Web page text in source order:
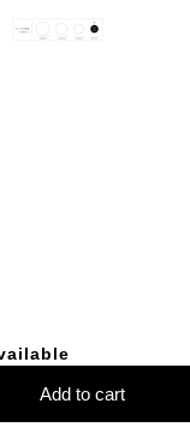
Add to cart